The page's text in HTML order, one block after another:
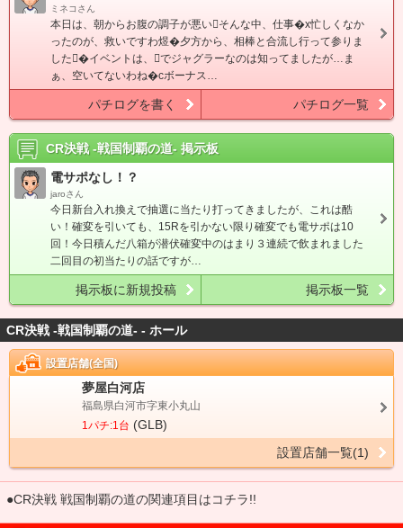
ミネコさん
本日は、朝からお腹の調子が悪いそんな中、仕事�x忙しくなか
ったのが、救いですわ煜�夕方から、相棒と合流し行って参りま
した�イベントは、でジャグラーなのは知ってましたが…ま
ぁ、空いてないわね�cボーナス…
パチログを書く パチログ一覧
CR決戦 -戦国制覇の道- 掲示板
電サポなし！？
jaroさん
今日新台入れ換えで抽選に当たり打ってきましたが、これは酷
い！確変を引いても、15Rを引かない限り確変でも電サポは10
回！今日積んだ八箱が潜伏確変中のはまり３連続で飲まれました
二回目の初当たりの話ですが…
掲示板に新規投稿 掲示板一覧
CR決戦 -戦国制覇の道- - ホール
設置店舗(全国)
夢屋白河店
福島県白河市字東小丸山
1パチ:1台 (GLB)
設置店舗一覧(1)
●CR決戦 戦国制覇の道の関連項目はコチラ!!